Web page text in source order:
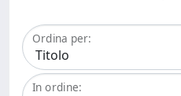
Ordina per:
In ordine: